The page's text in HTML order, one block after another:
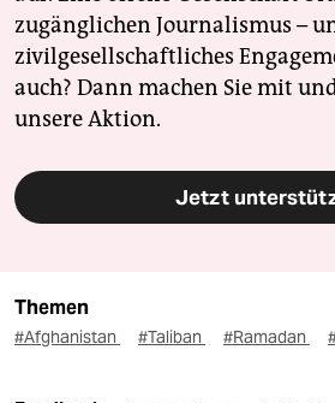
zugänglichen Journalismus –
zivilgesellschaftliches
auch? Dann machen Sie mit
unsere Aktion.
Jetzt
Themen
#Afghanistan #Taliban #Ramadan